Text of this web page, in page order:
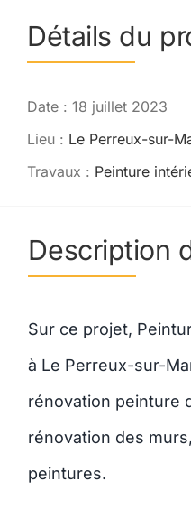
Nos conseils
Contact
Détails du
Date : 18 juillet 2023
Lieu : Le Perreux-sur-
Travaux : Peinture
Description
Sur ce projet,
à Le Perreux-sur-
rénovation peinture
rénovation des
peintures.